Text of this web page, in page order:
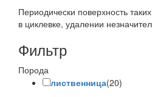
Периодически поверхность
в циклевке, удалении
Фильтр
Порода
лиственница(20)